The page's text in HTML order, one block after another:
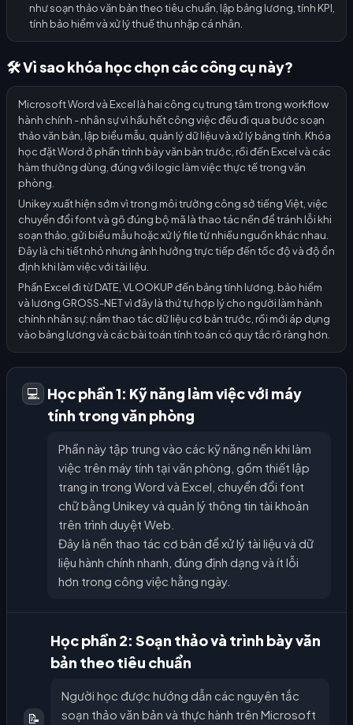
như soạn thảo văn bản theo tiêu chuẩn, lập bảng lương, tính KPI,
tính bảo hiểm và xử lý thuế thu nhập cá nhân.
🛠️ Vì sao khóa học chọn các công cụ này?
Microsoft Word và Excel là hai công cụ trung tâm trong workflow
hành chính - nhân sự vì hầu hết công việc đều đi qua bước soạn
thảo văn bản, lập biểu mẫu, quản lý dữ liệu và xử lý bảng tính. Khóa
học đặt Word ở phần trình bày văn bản trước, rồi đến Excel và các
hàm thường dùng, đúng với logic làm việc thực tế trong văn
phòng.
Unikey xuất hiện sớm vì trong môi trường công sở tiếng Việt, việc
chuyển đổi font và gõ đúng bộ mã là thao tác nền để tránh lỗi khi
soạn thảo, gửi biểu mẫu hoặc xử lý file từ nhiều nguồn khác nhau.
Đây là chi tiết nhỏ nhưng ảnh hưởng trực tiếp đến tốc độ và độ ổn
định khi làm việc với tài liệu.
Phần Excel đi từ DATE, VLOOKUP đến bảng tính lương, bảo hiểm
và lương GROSS-NET vì đây là thứ tự hợp lý cho người làm hành
chính nhân sự: nắm thao tác dữ liệu cơ bản trước, rồi mới áp dụng
vào bảng lương và các bài toán tính toán có quy tắc rõ ràng hơn.
💻
Học phần 1: Kỹ năng làm việc với máy
tính trong văn phòng
Phần này tập trung vào các kỹ năng nền khi làm
việc trên máy tính tại văn phòng, gồm thiết lập
trang in trong Word và Excel, chuyển đổi font
chữ bằng Unikey và quản lý thông tin tài khoản
trên trình duyệt Web.
Đây là nền thao tác cơ bản để xử lý tài liệu và dữ
liệu hành chính nhanh, đúng định dạng và ít lỗi
hơn trong công việc hằng ngày.
📝
Học phần 2: Soạn thảo và trình bày văn
bản theo tiêu chuẩn
Người học được hướng dẫn các nguyên tắc
soạn thảo văn bản và thực hành trên Microsoft